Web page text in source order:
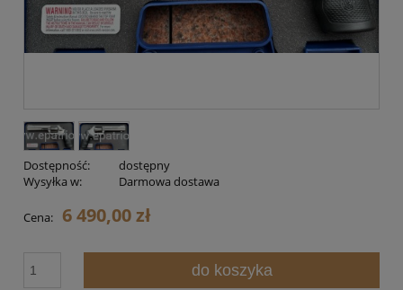
Dostępność:
dostępny
Wysyłka w:
Darmowa dostawa
Cena: 6 490,00 zł
do koszyka